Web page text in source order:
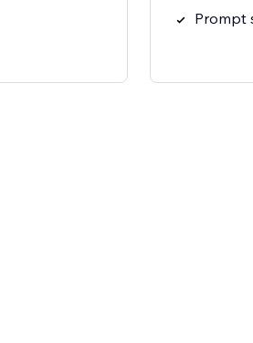
Prompt